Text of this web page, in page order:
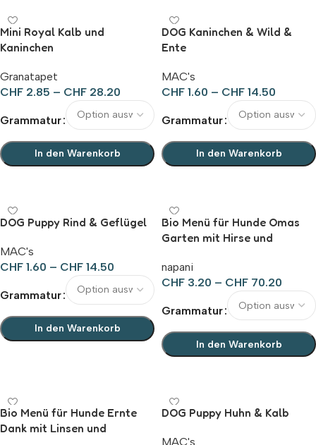
Mini Royal Kalb und
Kaninchen
Granatapet
CHF 2.85 – CHF 28.20
Grammatur
In den Warenkorb
DOG Kaninchen & Wild &
Ente
MAC's
CHF 1.60 – CHF 14.50
Grammatur
In den Warenkorb
DOG Puppy Rind & Geflügel
MAC's
CHF 1.60 – CHF 14.50
Grammatur
In den Warenkorb
Bio Menü für Hunde Omas
Garten mit Hirse und
napani
CHF 3.20 – CHF 70.20
Grammatur
In den Warenkorb
Bio Menü für Hunde Ernte
Dank mit Linsen und
DOG Puppy Huhn & Kalb
MAC's